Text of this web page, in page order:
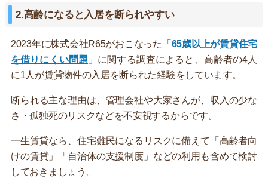
2.高齢になると入居を断られやすい
2023年に株式会社R65がおこなった「 65歳以上が賃貸住宅
を借りにくい問題 」に関する調査によると、高齢者の4人
に1人が賃貸物件の入居を断られた経験をしています。
断られる主な理由は、管理会社や大家さんが、収入の少な
さ・孤独死のリスクなどを不安視するからです。
一生賃貸なら、住宅難民になるリスクに備えて「高齢者向
けの賃貸」「自治体の支援制度」などの利用も含めて検討
しておきましょう。